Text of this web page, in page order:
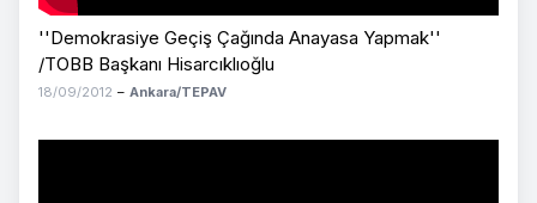
''Demokrasiye Geçiş Çağında Anayasa Yapmak''
/TOBB Başkanı Hisarcıklıoğlu
18/09/2012 – Ankara/TEPAV